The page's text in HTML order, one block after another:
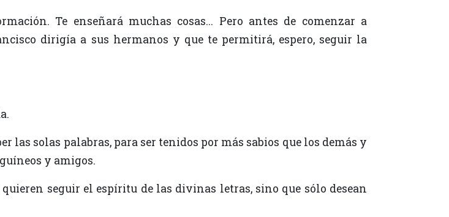
dirigía a sus hermanos y que te permitirá, espero, seguir la
y amigos.